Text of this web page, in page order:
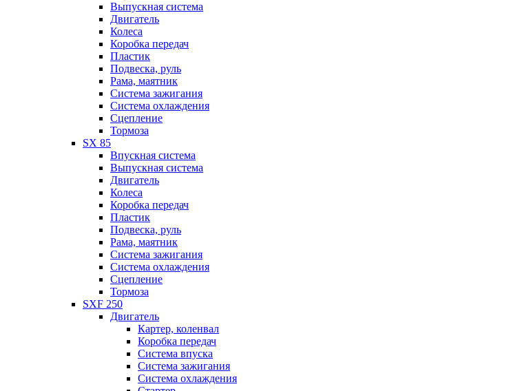
Выпускная система
Двигатель
Колеса
Коробка передач
Пластик
Подвеска, руль
Рама, маятник
Система зажигания
Система охлаждения
Сцепление
Тормоза
SX 85
Впускная система
Выпускная система
Двигатель
Колеса
Коробка передач
Пластик
Подвеска, руль
Рама, маятник
Система зажигания
Система охлаждения
Сцепление
Тормоза
SXF 250
Двигатель
Картер, коленвал
Коробка передач
Система впуска
Система зажигания
Система охлаждения